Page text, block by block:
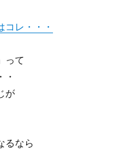
レ・・・
って
・
が
るなら